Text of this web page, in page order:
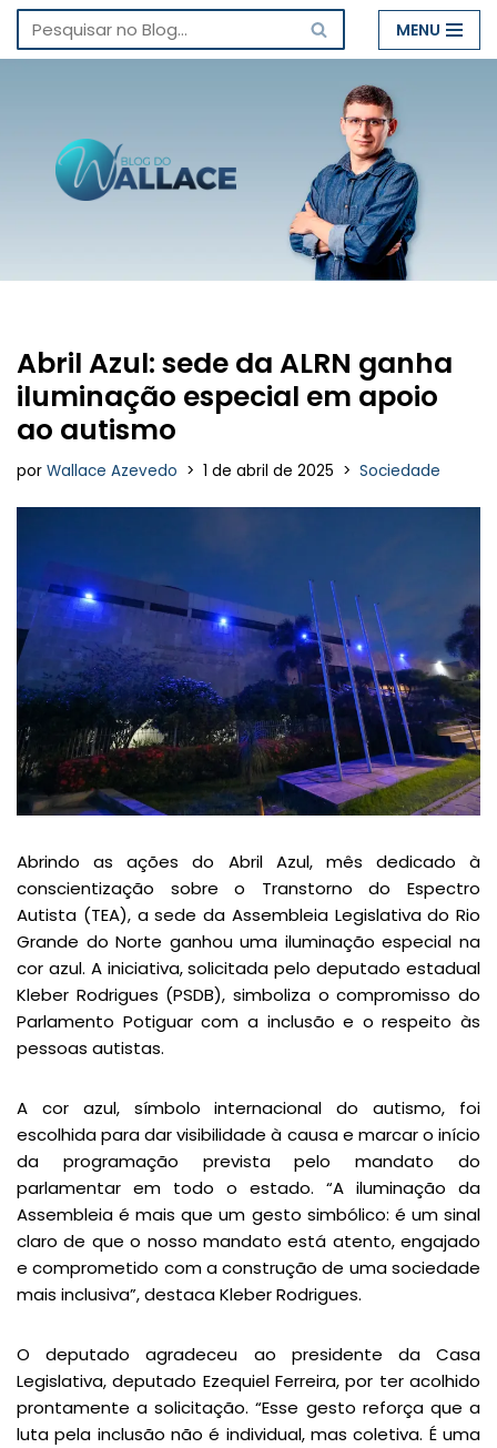
Pular
conteúdo
MENU
Abril Azul: sede da ALRN ganha
iluminação especial em apoio
ao autismo
por Wallace Azevedo 1 de abril de 2025 Sociedade
Abrindo as ações do Abril Azul, mês dedicado à
conscientização sobre o Transtorno do Espectro
Autista (TEA), a sede da Assembleia Legislativa do Rio
Grande do Norte ganhou uma iluminação especial na
cor azul. A iniciativa, solicitada pelo deputado estadual
Kleber Rodrigues (PSDB), simboliza o compromisso do
Parlamento Potiguar com a inclusão e o respeito às
pessoas autistas.
A cor azul, símbolo internacional do autismo, foi
escolhida para dar visibilidade à causa e marcar o início
da programação prevista pelo mandato do
parlamentar em todo o estado. “A iluminação da
Assembleia é mais que um gesto simbólico: é um sinal
claro de que o nosso mandato está atento, engajado
e comprometido com a construção de uma sociedade
mais inclusiva”, destaca Kleber Rodrigues.
O deputado agradeceu ao presidente da Casa
Legislativa, deputado Ezequiel Ferreira, por ter acolhido
prontamente a solicitação. “Esse gesto reforça que a
luta pela inclusão não é individual, mas coletiva. É uma